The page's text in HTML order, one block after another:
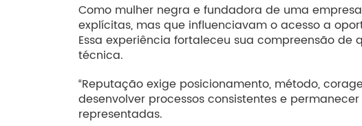
Como mulher negra e fundadora de uma
explícitas, mas que influenciavam o acesso a
Essa experiência fortaleceu sua compreensão
técnica.
“Reputação exige posicionamento, método,
desenvolver processos consistentes e
representadas.